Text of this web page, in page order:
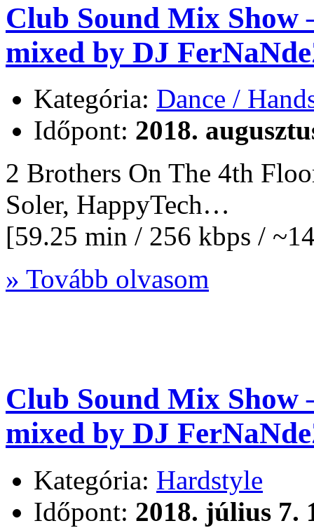
Club Sound Mix Show
mixed by DJ
Kategória: Dance /
Időpont: 2018.
2 Brothers On The 4th
Soler, HappyTech…
[59.25 min / 256 kbps /
» Tovább olvasom
Club Sound Mix Show
mixed by DJ
Kategória: Hardstyle
Időpont: 2018. július 7.